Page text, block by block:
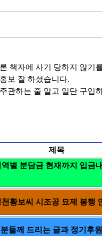
책자에 사기 당하지 않기
보 잘 하셨습니다.
관하는 줄 알고 일단 구입
제목
별 분담금 현재까지 입금
황보씨 시조공 묘제 봉행
들께 드리는 글과 정기후